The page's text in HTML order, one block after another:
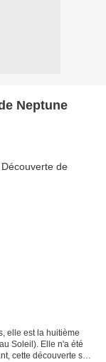
Neptune
elle est la huitième
Soleil). Elle n'a été
cette découverte se